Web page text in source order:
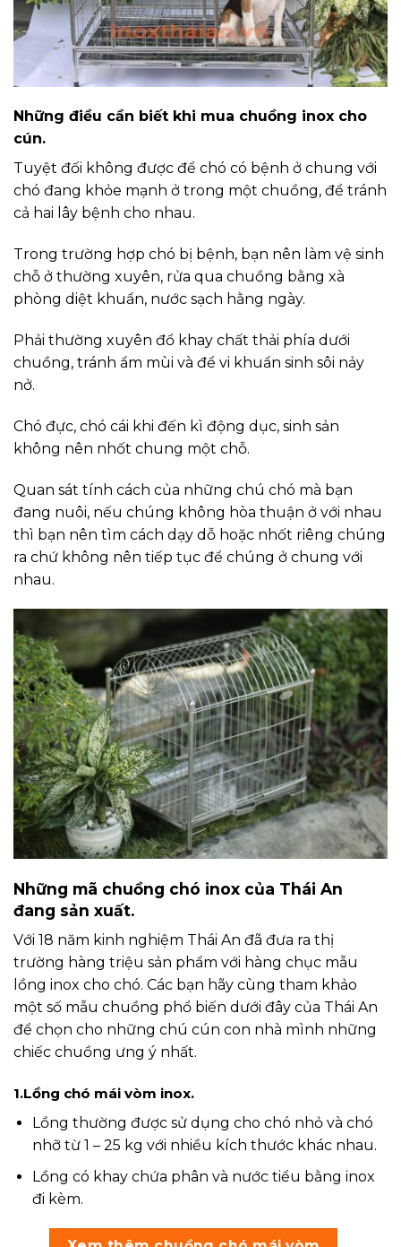
Những điều cần biết khi mua chuồng inox cho
cún.
Tuyệt đối không được để chó có bệnh ở chung với
chó đang khỏe mạnh ở trong một chuồng, để tránh
cả hai lây bệnh cho nhau.
Trong trường hợp chó bị bệnh, bạn nên làm vệ sinh
chỗ ở thường xuyên, rửa qua chuồng bằng xà
phòng diệt khuẩn, nước sạch hằng ngày.
Phải thường xuyên đổ khay chất thải phía dưới
chuồng, tránh ẩm mùi và để vi khuẩn sinh sôi nảy
nở.
Chó đực, chó cái khi đến kì động dục, sinh sản
không nên nhốt chung một chỗ.
Quan sát tính cách của những chú chó mà bạn
đang nuôi, nếu chúng không hòa thuận ở với nhau
thì bạn nên tìm cách dạy dỗ hoặc nhốt riêng chúng
ra chứ không nên tiếp tục để chúng ở chung với
nhau.
Những mã chuồng chó inox của Thái An
đang sản xuất.
Với 18 năm kinh nghiệm Thái An đã đưa ra thị
trường hàng triệu sản phẩm với hàng chục mẫu
lồng inox cho chó. Các bạn hãy cùng tham khảo
một số mẫu chuồng phổ biến dưới đây của Thái An
để chọn cho những chú cún con nhà mình những
chiếc chuồng ưng ý nhất.
1.Lồng chó mái vòm inox.
Lồng thường được sử dụng cho chó nhỏ và chó
nhỡ từ 1 – 25 kg với nhiều kích thước khác nhau.
Lồng có khay chứa phân và nước tiểu bằng inox
đi kèm.